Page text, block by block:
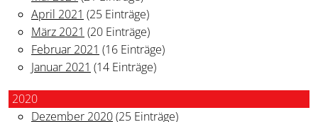
April 2021 (25 Einträge)
März 2021 (20 Einträge)
Februar 2021 (16 Einträge)
Januar 2021 (14 Einträge)
2020
Dezember 2020(25 Einträge)